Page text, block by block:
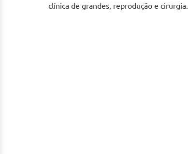
clínica de grandes, reprodução e cirurgia.